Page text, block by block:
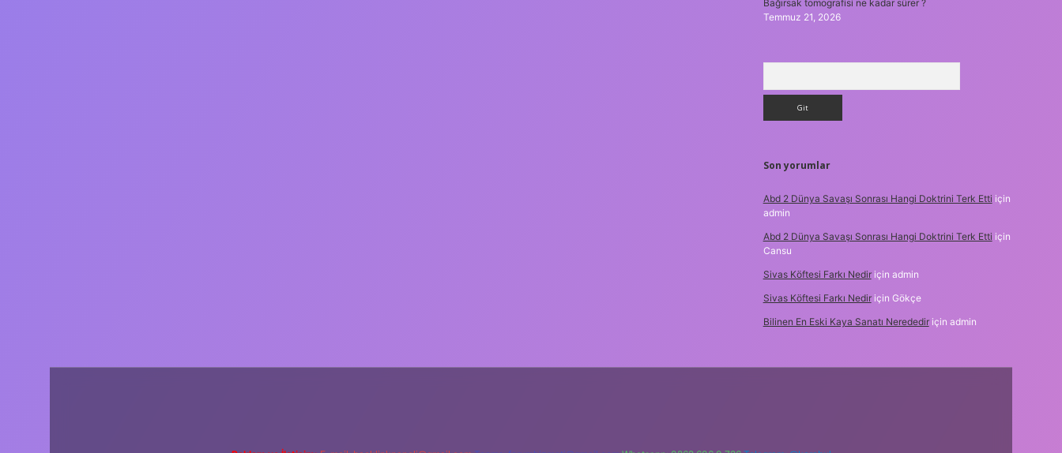
Bağırsak tomografisi ne kadar sürer ?
Temmuz 21, 2026
Son yorumlar
Abd 2 Dünya Savaşı Sonrası Hangi Doktrini Terk Etti için
admin
Abd 2 Dünya Savaşı Sonrası Hangi Doktrini Terk Etti için
Cansu
Sivas Köftesi Farkı Nediriçin admin
Sivas Köftesi Farkı Nediriçin Gökçe
Bilinen En Eski Kaya Sanatı Neredediriçin admin